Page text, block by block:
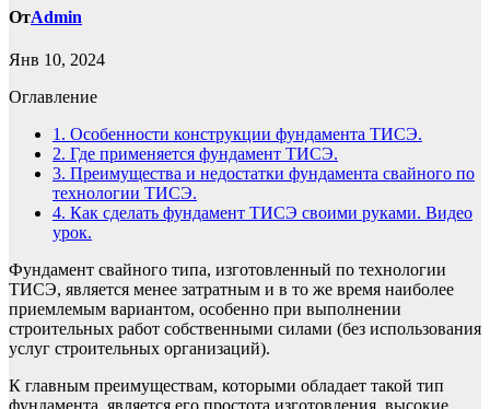
ОтAdmin
Янв 10, 2024
Оглавление
1. Особенности конструкции фундамента ТИСЭ.
2. Где применяется фундамент ТИСЭ.
3. Преимущества и недостатки фундамента свайного по
технологии ТИСЭ.
4. Как сделать фундамент ТИСЭ своими руками. Видео
урок.
Фундамент свайного типа, изготовленный по технологии
ТИСЭ, является менее затратным и в то же время наиболее
приемлемым вариантом, особенно при выполнении
строительных работ собственными силами (без использования
услуг строительных организаций).
К главным преимуществам, которыми обладает такой тип